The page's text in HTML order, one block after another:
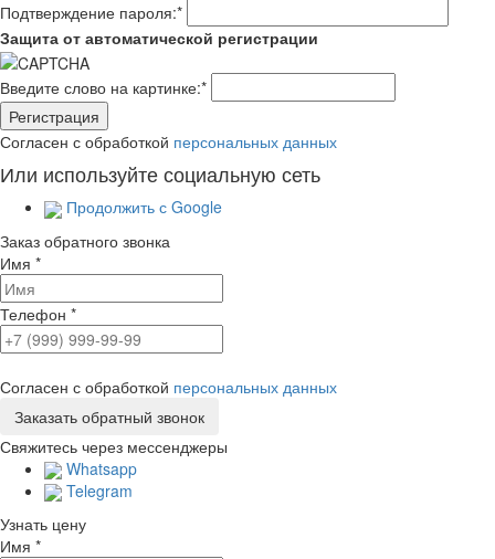
Подтверждение пароля:*
Защита от автоматической регистрации
Введите слово на картинке:*
Согласен с обработкой персональных данных
Или используйте социальную сеть
Продолжить с Google
Заказ обратного звонка
Имя *
Телефон *
Согласен с обработкой персональных данных
Свяжитесь через мессенджеры
Whatsapp
Telegram
Узнать цену
Имя *